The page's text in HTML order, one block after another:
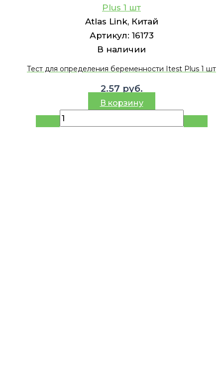
Plus 1 шт
Atlas Link, Китай
Артикул: 16173
В наличии
Тест для определения беременности Itest Plus 1 шт
2.57 руб.
В корзину